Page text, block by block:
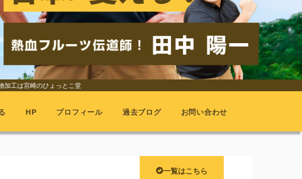
加工は宮崎のひょっとこ堂
HP プロフィール 過去ブログ お問い合わせ
一覧はこちら